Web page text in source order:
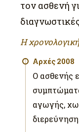
τον ασθενή
Η
Αρχές 2008
Ο ασθενής
αγωγής,